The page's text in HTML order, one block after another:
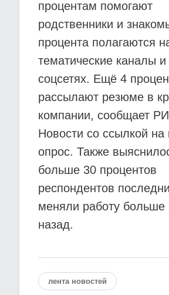
процентам помогают
родственники и
процента полагаются
тематические каналы и
соцсетях. Ещё 4
рассылают резюме в
компании, сообщает
Новости со ссылкой на
опрос. Также
больше 30 процентов
респондентов
меняли работу больше
назад.
лента новостей